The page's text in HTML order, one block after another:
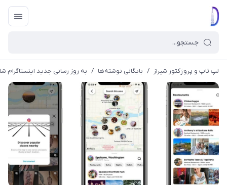
لپ تاپ و پروژکتور شیراز / بایگانی نوشته‌ها / به روز رسانی جدید